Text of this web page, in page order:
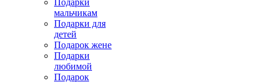
Подарки
мальчикам
Подарки для
детей
Подарок жене
Подарки
любимой
Подарок